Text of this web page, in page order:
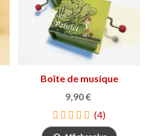
Boîte de musique
9,90 €
(4)